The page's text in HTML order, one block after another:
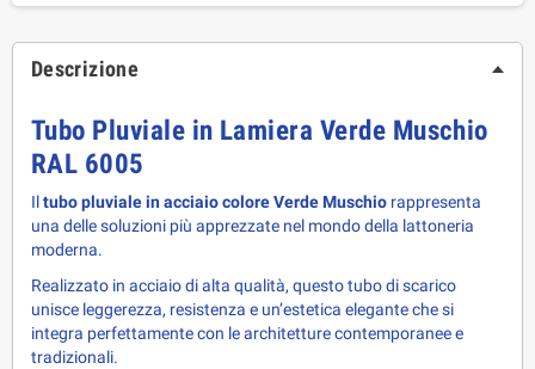
Descrizione
Tubo Pluviale in Lamiera Verde Muschio
RAL 6005
Il tubo pluviale in acciaio colore Verde Muschio rappresenta
una delle soluzioni più apprezzate nel mondo della lattoneria
moderna.
Realizzato in acciaio di alta qualità, questo tubo di scarico
unisce leggerezza, resistenza e un’estetica elegante che si
integra perfettamente con le architetture contemporanee e
tradizionali.